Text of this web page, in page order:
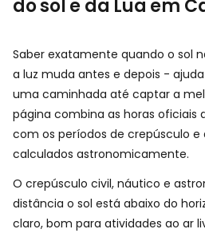
do sol e da Lua em
Saber exatamente quando o sol
a luz muda antes e depois -
uma caminhada até captar a
página combina as horas oficiais
com os períodos de crepúsculo e
calculados astronomicamente.
O crepúsculo civil, náutico e
distância o sol está abaixo do
claro, bom para atividades ao ar